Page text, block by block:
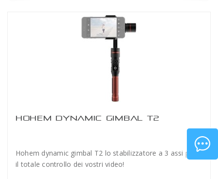
HOHEM DYNAMIC GIMBAL T2
Hohem dynamic gimbal T2 lo stabilizzatore a 3 assi per
il totale controllo dei vostri video!